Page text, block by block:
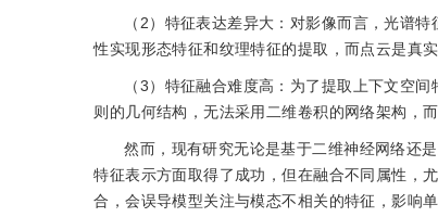
（2）特征表达差异大：对影像而言，光谱
性实现形态特征和纹理特征的提取，而点云是真
（3）特征融合难度高：为了提取上下文空
则的几何结构，无法采用二维卷积的网络架构，
然而，现有研究无论是基于二维神经网络还
特征表示方面取得了成功，但在融合不同属性，
合，会误导模型关注与模态不相关的特征，影响